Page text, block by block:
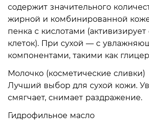
содержит значительного
жирной и комбинированной
пенка с кислотами
клеток). При сухой — с
компонентами, такими как
Молочко (косметические сливки)
Лучший выбор для сухой кожи.
смягчает, снимает раздражение.
Гидрофильное масло